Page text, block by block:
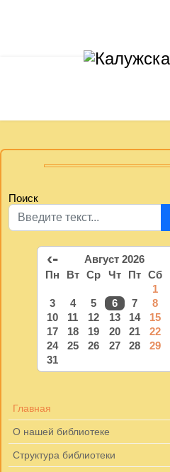
Поиск
‹- Август 2026
Пн Вт Ср Чт Пт Сб
1
3
4 5 6 7 8
10
11 12 13 14 15
17
18 19 20 21 22
24
25 26 27 28 29
31
Главная
О нашей библиотеке
Структура библиотеки